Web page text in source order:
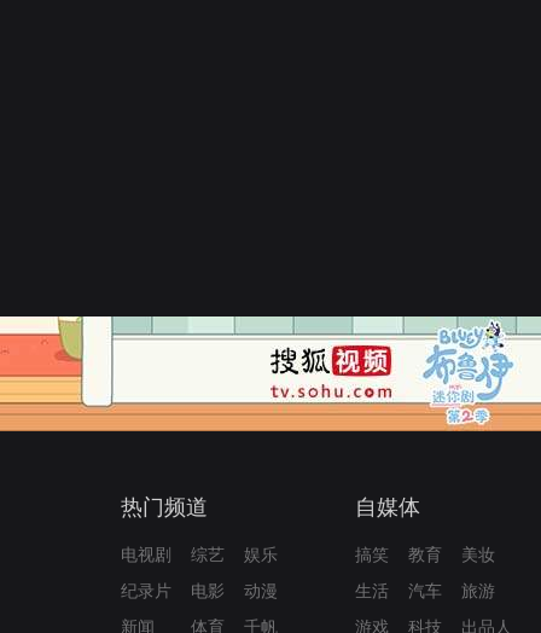
热门频道
电视剧 综艺
娱乐
纪录片
电影
动漫
新闻
体育 千帆
自媒体
搞笑 教育
美妆
生活
汽车
旅游
游戏
科技 出品人